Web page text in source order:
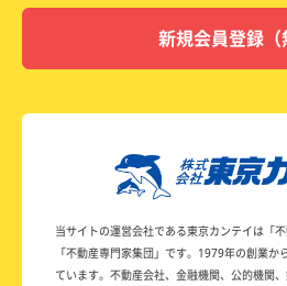
新規会員登録（
当サイトの運営会社である東京カンテイは 「
「不動産専門家集団」です。 1979年の創業か
ています。 不動産会社、金融機関、公的機関